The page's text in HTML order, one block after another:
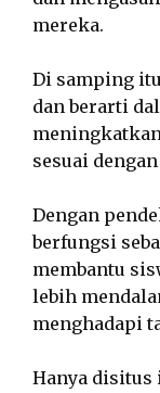
mereka.
Di samping
dan berarti
sesuai
Dengan
berfungsi
membantu
lebih
menghadapi
Hanya disitus